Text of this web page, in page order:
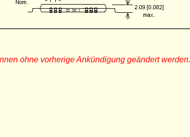
ohne vorherige Ankündigung geändert werden.